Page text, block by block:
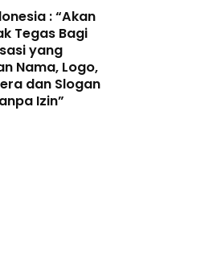
: “Akan
Tegas Bagi
yang
Nama, Logo,
dan Slogan
Izin”